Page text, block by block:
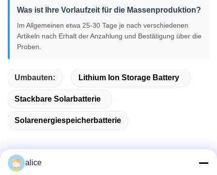
Was ist Ihre Vorlaufzeit für die Massenproduktion?
Im Allgemeinen etwa 25-30 Tage je nach verschiedenen
Artikeln nach Erhalt der Anzahlung und Bestätigung über die
Proben.
Umbauten: Lithium Ion Storage Battery
Stackbare Solarbatterie
Solarenergiespeicherbatterie
alice